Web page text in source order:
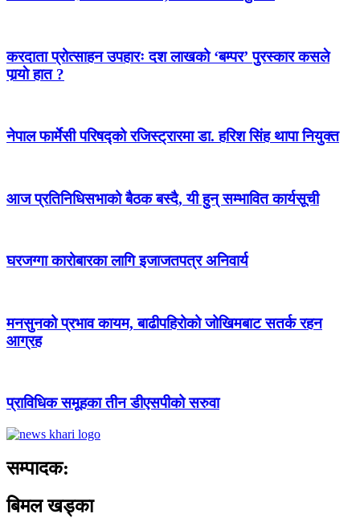
करदाता प्रोत्साहन उपहारः दश लाखको ‘बम्पर’ पुरस्कार कसले
पार्‍याे हात ?
नेपाल फार्मेसी परिषद्को रजिस्ट्रारमा डा. हरिश सिंह थापा नियुक्त
आज प्रतिनिधिसभाको बैठक बस्दै, यी हुन् सम्भावित कार्यसूची
घरजग्गा कारोबारका लागि इजाजतपत्र अनिवार्य
मनसुनको प्रभाव कायम, बाढीपहिरोको जोखिमबाट सतर्क रहन
आग्रह
प्राविधिक समूहका तीन डीएसपीको सरुवा
सम्पादक:
बिमल खड्का